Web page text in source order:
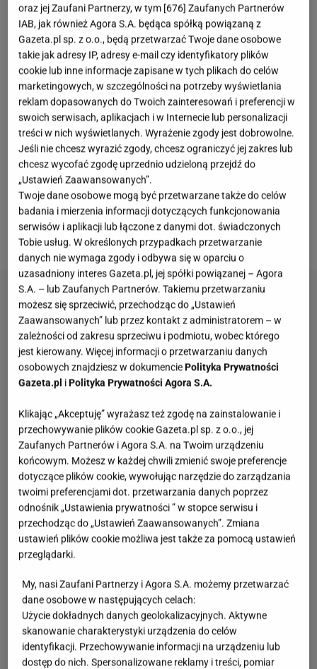
milionów ludzi na całym świecie? Przede wszystkim
swoim klasycznym designem oraz niebywałą
wygodą. Największą popularnością cieszy się model
Arizona. To strzał w dziesiątkę do wakacyjnych
stylizacji -dzięki odpowiedniemu wyprofilowaniu
zapewniają niebywały komfort, pozwalają skórze
oddychać, a przy tym stanowią ciekawy akcent w
codziennych stylizacjach.Oczywiście buty te są
wykonane z najwyższej jakości skóry naturalnej, co
wpływa na ich trwałość i wytrzymałość. Nasz typ?
My stawiamy na klasyczny brązowo-szary model,
który pasuje niemal do wszystkiego!
oraz jej Zaufani Partnerzy, w tym [676] Zaufanych Partnerów
IAB, jak również Agora S.A. będąca spółką powiązaną z
Gazeta.pl sp. z o.o., będą przetwarzać Twoje dane osobowe
takie jak adresy IP, adresy e-mail czy identyfikatory plików
cookie lub inne informacje zapisane w tych plikach do celów
marketingowych, w szczególności na potrzeby wyświetlania
reklam dopasowanych do Twoich zainteresowań i preferencji w
swoich serwisach, aplikacjach i w Internecie lub personalizacji
treści w nich wyświetlanych. Wyrażenie zgody jest dobrowolne.
Jeśli nie chcesz wyrazić zgody, chcesz ograniczyć jej zakres lub
chcesz wycofać zgodę uprzednio udzieloną przejdź do
„Ustawień Zaawansowanych”.
Twoje dane osobowe mogą być przetwarzane także do celów
badania i mierzenia informacji dotyczących funkcjonowania
serwisów i aplikacji lub łączone z danymi dot. świadczonych
Tobie usług. W określonych przypadkach przetwarzanie
danych nie wymaga zgody i odbywa się w oparciu o
uzasadniony interes Gazeta.pl, jej spółki powiązanej – Agora
S.A. – lub Zaufanych Partnerów. Takiemu przetwarzaniu
możesz się sprzeciwić, przechodząc do „Ustawień
Zaawansowanych” lub przez kontakt z administratorem – w
zależności od zakresu sprzeciwu i podmiotu, wobec którego
jest kierowany. Więcej informacji o przetwarzaniu danych
osobowych znajdziesz w dokumenciePolityka Prywatności
Gazeta.pl iPolityka Prywatności Agora S.A.
Klikając „Akceptuję” wyrażasz też zgodę na zainstalowanie i
przechowywanie plików cookie Gazeta.pl sp. z o.o., jej
Zaufanych Partnerów i Agora S.A. na Twoim urządzeniu
końcowym. Możesz w każdej chwili zmienić swoje preferencje
dotyczące plików cookie, wywołując narzędzie do zarządzania
twoimi preferencjami dot. przetwarzania danych poprzez
odnośnik „Ustawienia prywatności ” w stopce serwisu i
przechodząc do „Ustawień Zaawansowanych”. Zmiana
ustawień plików cookie możliwa jest także za pomocą ustawień
przeglądarki.
My, nasi Zaufani Partnerzy i Agora S.A. możemy przetwarzać
dane osobowe w następujących celach:
Użycie dokładnych danych geolokalizacyjnych. Aktywne
skanowanie charakterystyki urządzenia do celów
identyfikacji. Przechowywanie informacji na urządzeniu lub
dostęp do nich. Spersonalizowane reklamy i treści, pomiar